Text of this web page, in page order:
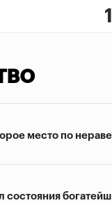
место по
состояния